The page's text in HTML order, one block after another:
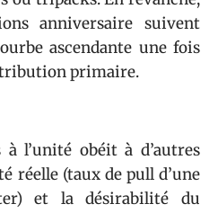
anniversaire suivent
ascendante une fois
primaire.
l’unité obéit à d’autres
réelle (taux de pull d’une
et la désirabilité du